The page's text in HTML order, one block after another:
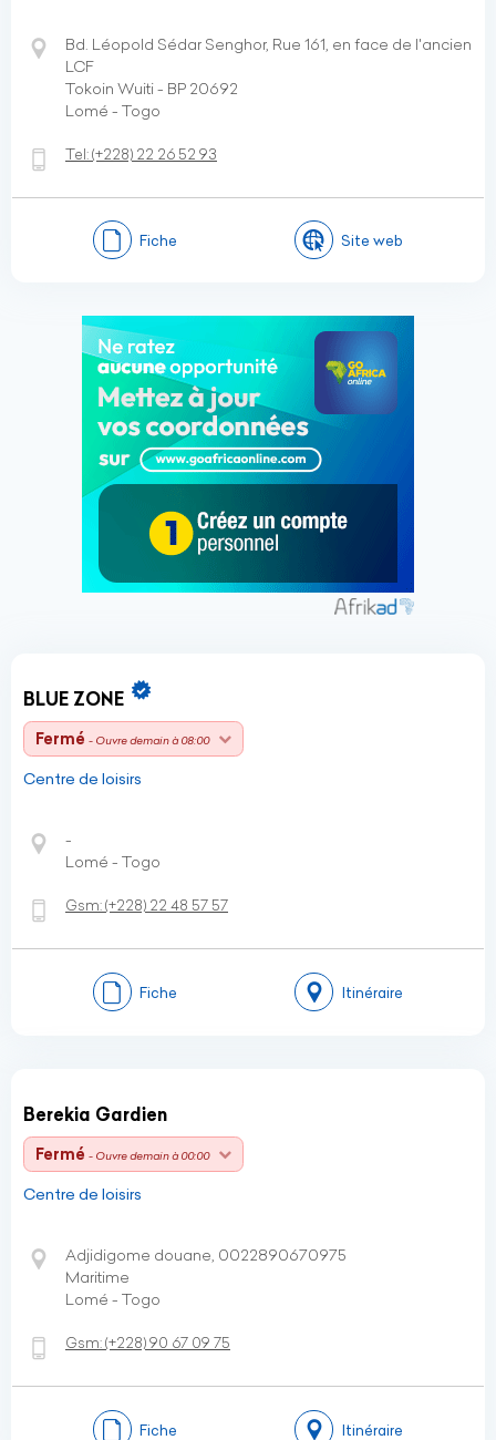
Bd. Léopold Sédar Senghor, Rue 161, en face de l'ancien
LCF
Tokoin Wuiti - BP 20692
Lomé - Togo
Tel:(+228) 22 26 52 93
Fiche Site web
BLUE ZONE
Fermé - Ouvre demain à 08:00
Centre de loisirs
-
Lomé - Togo
Gsm:(+228) 22 48 57 57
Fiche Itinéraire
Berekia Gardien
Fermé - Ouvre demain à 00:00
Centre de loisirs
Adjidigome douane, 0022890670975
Maritime
Lomé - Togo
Gsm:(+228)90 67 09 75
Fiche Itinéraire